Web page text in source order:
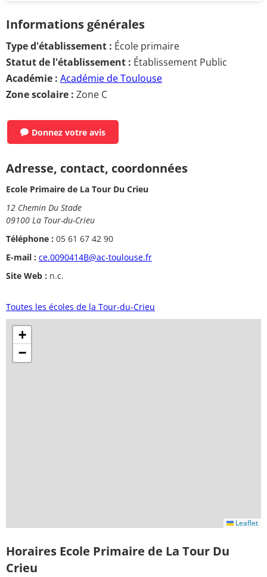
Informations générales
Type d'établissement : École primaire
Statut de l'établissement : Établissement Public
Académie : Académie de Toulouse
Zone scolaire : Zone C
Donnez votre avis
Adresse, contact, coordonnées
Ecole Primaire de La Tour Du Crieu
12 Chemin Du Stade
09100 La Tour-du-Crieu
Téléphone : 05 61 67 42 90
E-mail : ce.0090414B@ac-toulouse.fr
Site Web : n.c.
Toutes les écoles de la Tour-du-Crieu
+
−
Leaflet
Horaires Ecole Primaire de La Tour Du
Crieu